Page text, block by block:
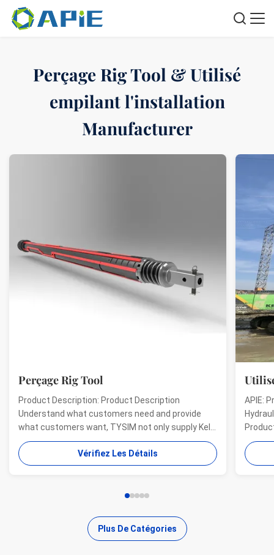
Perçage Rig Tool & Utilisé
empilant l'installation
Manufacturer
Perçage Rig Tool
Product Description: Product Description
Understand what customers need and provide
what customers want, TYSIM not only supply Kelly
bars for drill rigs of world’s top brands, but also
provide one-stop solution for the world foundation
construction users. While providing customized
Vérifiez Les Détails
APIE:
offer a
needs
Plus De Catégories